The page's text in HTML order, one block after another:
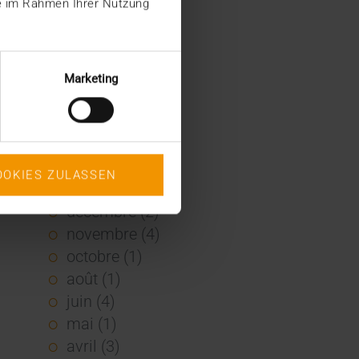
Rahmen Ihrer Nutzung
Marketing
ZULASSEN
décembre (2)
novembre (1)
juin (1)
mai (5)
février (1)
janvier (3)
2021
décembre (2)
novembre (4)
octobre (1)
août (1)
juin (4)
mai (1)
avril (3)